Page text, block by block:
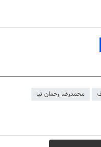
محمدرضا رحمان نیا